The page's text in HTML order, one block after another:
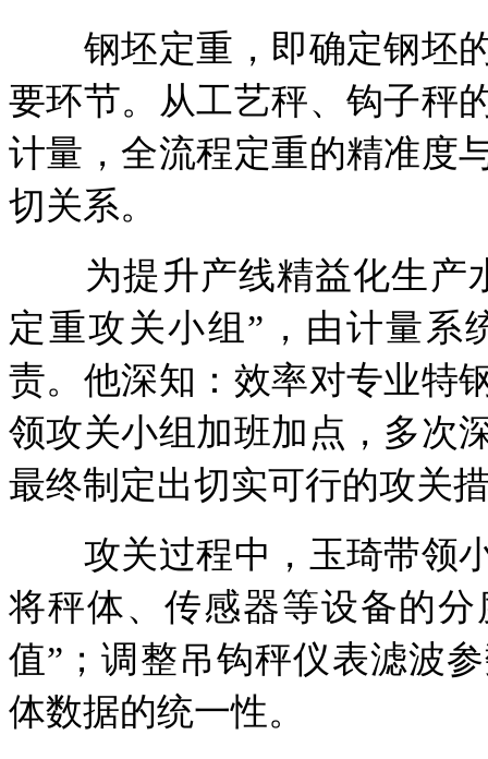
钢坯定重，即确定钢坯的
要环节。从工艺秤、钩子秤
计量，全流程定重的精准度
切关系。
为提升产线精益化生产
定重攻关小组”，由计量系
责。他深知：效率对专业特
领攻关小组加班加点，多次
最终制定出切实可行的攻关
攻关过程中，玉琦带领小
将秤体、传感器等设备的
值”；调整吊钩秤仪表滤波
体数据的统一性。